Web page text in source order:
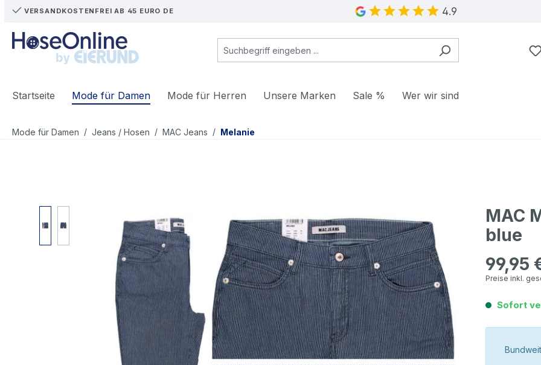
Hauptinhalt springen
Zur Suche springen
Zur Hauptnavigation springen
VERSANDKOSTENFREI AB 45 EURO DE 4.9
Startseite Mode für Damen Mode für Herren Unsere Marken Sale % Wer wir sind
Mode für Damen / Jeans / Hosen / MAC Jeans / Melanie
MAC
blue
Regulärer
99,95
Preise inkl.
Sofort